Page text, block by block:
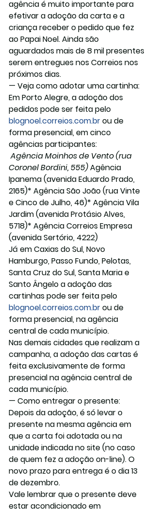
agência é muito importante para
efetivar a adoção da carta e a
criança receber o pedido que fez
ao Papai Noel. Ainda são
aguardados mais de 8 mil presentes
serem entregues nos Correios nos
próximos dias.
— Veja como adotar uma cartinha:
Em Porto Alegre, a adoção dos
pedidos pode ser feita pelo
blognoel.correios.com.br ou de
forma presencial, em cinco
agências participantes:
Agência Moinhos de Vento (rua
Coronel Bordini, 555) Agência
Ipanema (avenida Eduardo Prado,
2165)* Agência São João (rua Vinte
e Cinco de Julho, 46)* Agência Vila
Jardim (avenida Protásio Alves,
5718)* Agência Correios Empresa
(avenida Sertório, 4222)
Já em Caxias do Sul, Novo
Hamburgo, Passo Fundo, Pelotas,
Santa Cruz do Sul, Santa Maria e
Santo Ângelo a adoção das
cartinhas pode ser feita pelo
blognoel.correios.com.br ou de
forma presencial, na agência
central de cada município.
Nas demais cidades que realizam a
campanha, a adoção das cartas é
feita exclusivamente de forma
presencial na agência central de
cada município.
— Como entregar o presente:
Depois da adoção, é só levar o
presente na mesma agência em
que a carta foi adotada ou na
unidade indicada no site (no caso
de quem fez a adoção on-line). O
novo prazo para entrega é o dia 13
de dezembro.
Vale lembrar que o presente deve
estar acondicionado em